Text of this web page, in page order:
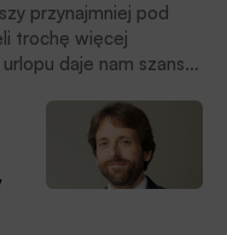
przynajmniej pod
trochę więcej
daje nam szansę
odpoczynek.